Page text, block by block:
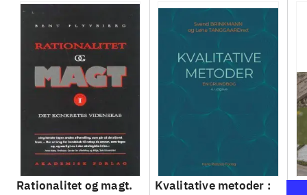
Rationalitet og magt.
Kvalitative metoder :